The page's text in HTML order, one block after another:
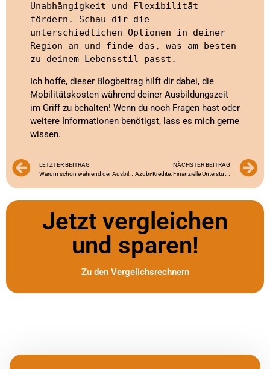
Unabhängigkeit und Flexibilität
fördern. Schau dir die
unterschiedlichen Optionen in deiner
Region an und finde das, was am besten
zu deinem Lebensstil passt.
Ich hoffe, dieser Blogbeitrag hilft dir dabei, die
Mobilitätskosten während deiner Ausbildungszeit
im Griff zu behalten! Wenn du noch Fragen hast oder
weitere Informationen benötigst, lass es mich gerne
wissen.
LETZTER BEITRAG
NÄCHSTER BEITRAG
Azubi-Kredite: Finanzielle Unterstützung während der Ausbildungszeit
Jetzt vergleichen
und sparen!
Zu den Vergelichsrechnern